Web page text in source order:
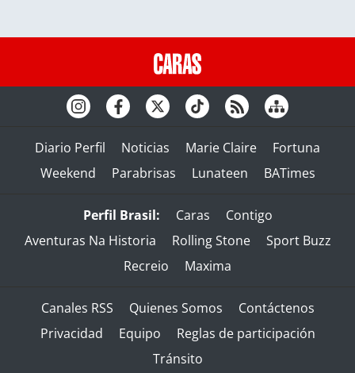
Diario Perfil Noticias Marie Claire
Fortuna
Weekend
Parabrisas Lunateen BATimes
Perfil Brasil: Caras
Contigo
Aventuras Na Historia
Rolling Stone
Sport Buzz
Recreio
Maxima
Canales RSS Quienes Somos
Contáctenos
Privacidad
Equipo
Reglas de participación
Tránsito